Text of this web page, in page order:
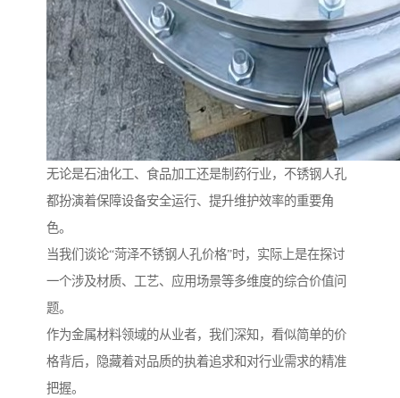
无论是石油化工、食品加工还是制药行业，不锈钢人孔
都扮演着保障设备安全运行、提升维护效率的重要角
色。
当我们谈论“菏泽不锈钢人孔价格”时，实际上是在探讨
一个涉及材质、工艺、应用场景等多维度的综合价值问
题。
作为金属材料领域的从业者，我们深知，看似简单的价
格背后，隐藏着对品质的执着追求和对行业需求的精准
把握。